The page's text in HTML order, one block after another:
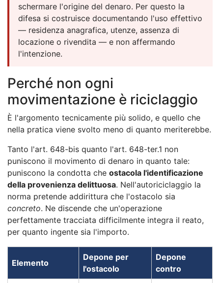
schermare l'origine del denaro. Per questo la
difesa si costruisce documentando l'uso effettivo
— residenza anagrafica, utenze, assenza di
locazione o rivendita — e non affermando
l'intenzione.
Perché non ogni
movimentazione è riciclaggio
È l'argomento tecnicamente più solido, e quello che
nella pratica viene svolto meno di quanto meriterebbe.
Tanto l'art. 648-bis quanto l'art. 648-ter.1 non
puniscono il movimento di denaro in quanto tale:
puniscono la condotta che ostacola l'identificazione
della provenienza delittuosa. Nell'autoriciclaggio la
norma pretende addirittura che l'ostacolo sia
concreto. Ne discende che un'operazione
perfettamente tracciata difficilmente integra il reato,
per quanto ingente sia l'importo.
Elemento
Depone per
l'ostacolo
Depone
contro